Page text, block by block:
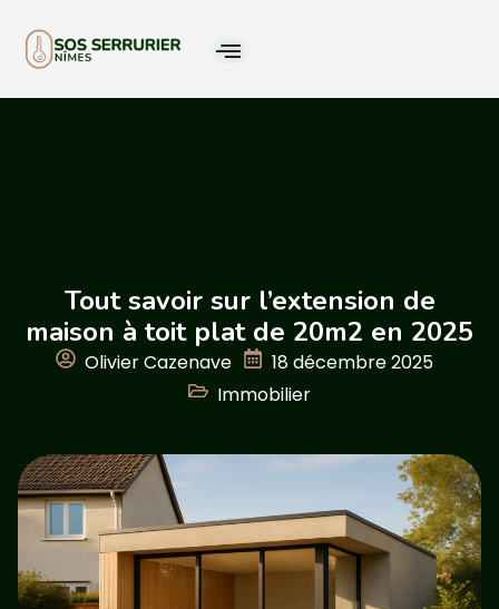
Tout savoir sur l’extension de
maison à toit plat de 20m2 en 2025
Olivier Cazenave
18 décembre 2025
Immobilier